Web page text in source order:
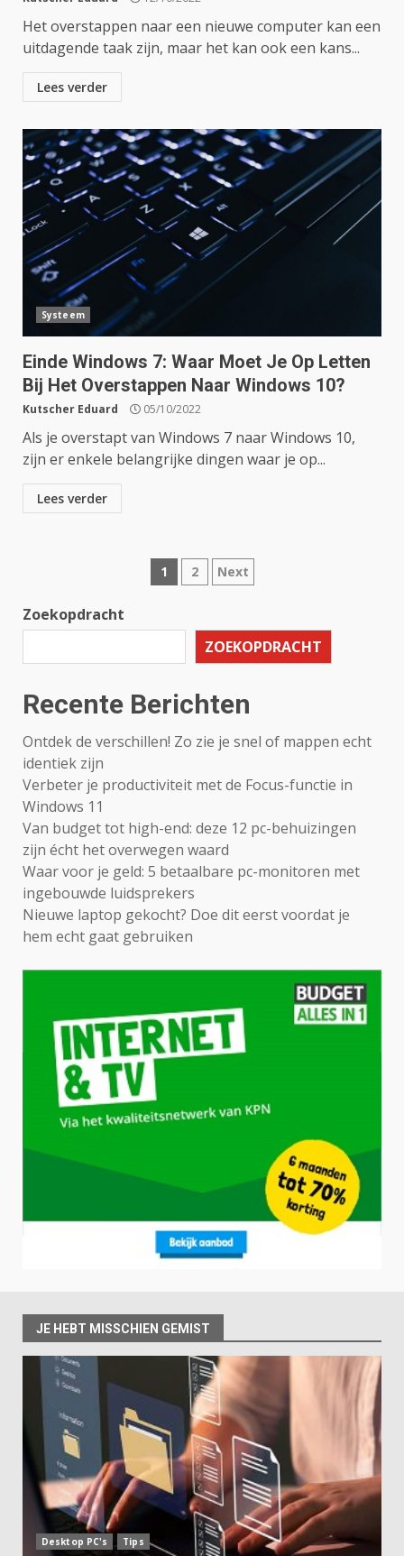
Het overstappen naar een nieuwe computer kan een
uitdagende taak zijn, maar het kan ook een kans...
Lees verder
Systeem
Einde Windows 7: Waar Moet Je Op Letten
Bij Het Overstappen Naar Windows 10?
Kutscher Eduard 05/10/2022
Als je overstapt van Windows 7 naar Windows 10,
zijn er enkele belangrijke dingen waar je op...
Lees verder
Berichten
1 2 Next
Zoekopdracht
ZOEKOPDRACHT
Recente Berichten
Ontdek de verschillen! Zo zie je snel of mappen echt
identiek zijn
Verbeter je productiviteit met de Focus-functie in
Windows 11
Van budget tot high-end: deze 12 pc-behuizingen
zijn écht het overwegen waard
Waar voor je geld: 5 betaalbare pc-monitoren met
ingebouwde luidsprekers
Nieuwe laptop gekocht? Doe dit eerst voordat je
hem echt gaat gebruiken
JE HEBT MISSCHIEN GEMIST
Desktop PC's Tips